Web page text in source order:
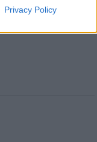
Privacy Policy